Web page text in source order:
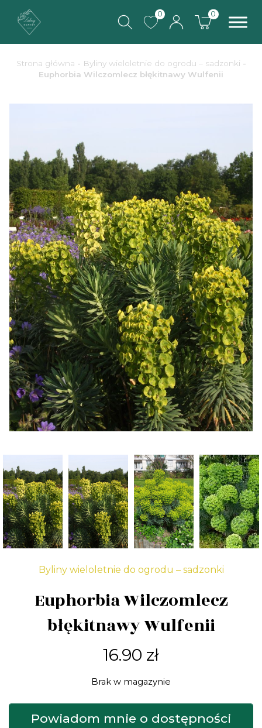
0 0
Strona główna - Byliny wieloletnie do ogrodu – sadzonki -
Euphorbia Wilczomlecz błękitnawy Wulfenii
Byliny wieloletnie do ogrodu – sadzonki
Euphorbia Wilczomlecz
błękitnawy Wulfenii
16.90 zł
Brak w magazynie
Powiadom mnie o dostępności